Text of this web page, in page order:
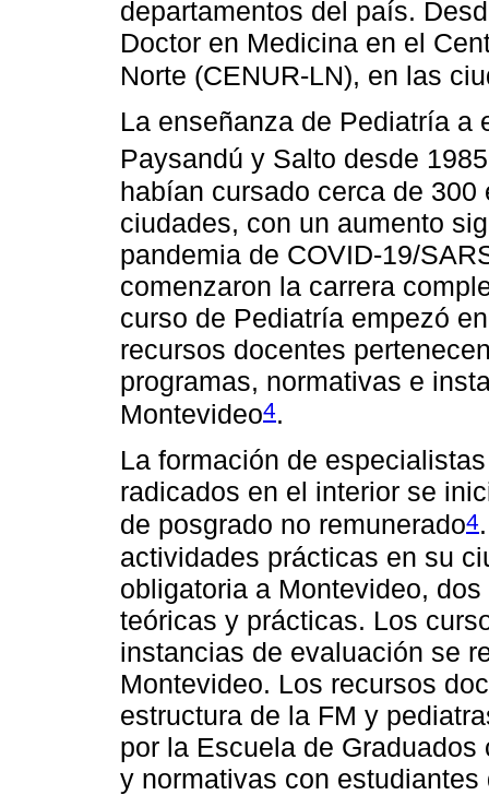
departamentos del país.
Doctor en Medicina en el
Norte (CENUR-LN), en las
La enseñanza de Pediatría a
Paysandú y Salto desde
habían cursado cerca de
ciudades, con un aumento
pandemia de COVID-19/
comenzaron la carrera
curso de Pediatría empezó
recursos docentes
programas, normativas e
Montevideo4.
La formación de
radicados en el interior se
de posgrado no remunerado4
actividades prácticas en su
obligatoria a Montevideo,
teóricas y prácticas. Los
instancias de evaluación se
Montevideo. Los recursos
estructura de la FM y
por la Escuela de
y normativas con estudiantes